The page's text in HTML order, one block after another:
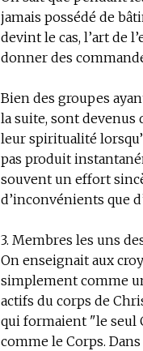
jamais possédé de
devint le cas, l’art de
donner des
Bien des groupes
la suite, sont
leur spiritualité
pas produit
souvent un effort
d’inconvénients que
3. Membres les uns
On enseignait aux
simplement comme
actifs du corps de
qui formaient "le seul
comme le Corps.